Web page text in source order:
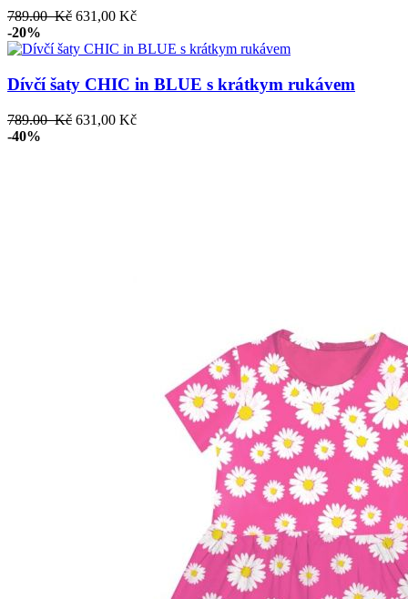
789.00 Kč 631,00 Kč
-20%
Dívčí šaty CHIC in BLUE s krátkym rukávem
789.00 Kč 631,00 Kč
-40%